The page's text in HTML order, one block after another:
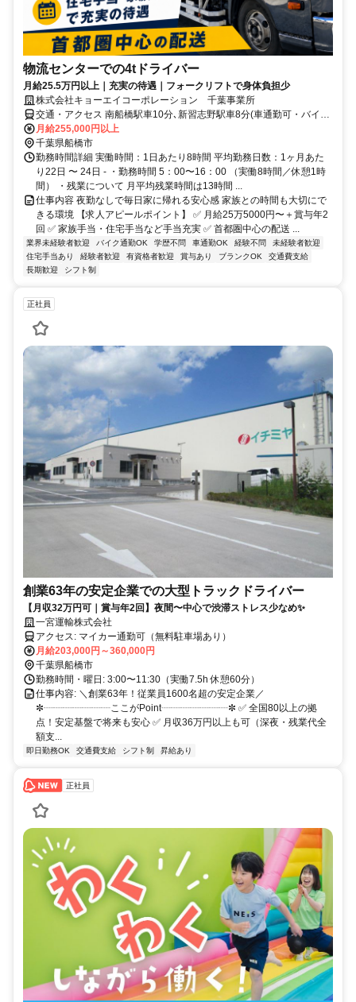
物流センターでの4tドライバー
月給25.5万円以上｜充実の待遇｜フォークリフトで身体負担少
株式会社キョーエイコーポレーション 千葉事業所
交通・アクセス 南船橋駅車10分､新習志野駅車8分(車通勤可・バイク
通勤可)
月給255,000円以上
千葉県船橋市
勤務時間詳細 実働時間：1日あたり8時間 平均勤務日数：1ヶ月あた
り22日 〜 24日 - ・勤務時間 5：00〜16：00 （実働8時間／休憩1時
間） ・残業について 月平均残業時間は13時間 ...
仕事内容 夜勤なしで毎日家に帰れる安心感 家族との時間も大切にで
きる環境 【求人アピールポイント】 ✅ 月給25万5000円〜＋賞与年2
回 ✅ 家族手当・住宅手当など手当充実 ✅ 首都圏中心の配送 ...
業界未経験者歓迎 バイク通勤OK 学歴不問 車通勤OK 経験不問
未経験者歓迎
住宅手当あり
経験者歓迎 有資格者歓迎 賞与あり ブランクOK
交通費支給
長期歓迎
シフト制
正社員
創業63年の安定企業での大型トラックドライバー
【月収32万円可｜賞与年2回】夜間〜中心で渋滞ストレス少なめ✨
一宮運輸株式会社
アクセス: マイカー通勤可（無料駐車場あり）
月給203,000円～360,000円
千葉県船橋市
勤務時間・曜日: 3:00〜11:30（実働7.5h 休憩60分）
仕事内容: ＼創業63年！従業員1600名超の安定企業／
✼┈┈┈┈┈┈┈ここがPoint┈┈┈┈┈┈┈✼ ✅ 全国80以上の拠
点！安定基盤で将来も安心 ✅ 月収36万円以上も可（深夜・残業代全
額支...
即日勤務OK 交通費支給 シフト制 昇給あり
正社員